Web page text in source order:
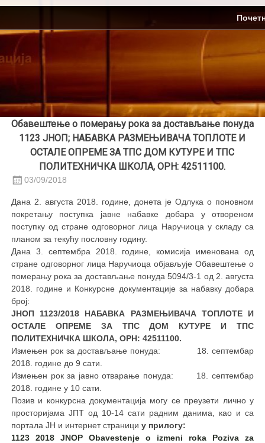
Skip
content
Обавештење о померању рока за достављање понуда
1123 ЈНОП; НАБАВКА РАЗМЕЊИВАЧА ТОПЛОТЕ И
ОСТАЛЕ ОПРЕМЕ ЗА ТПС ДОМ КУТУРЕ И ТПС
ПОЛИТЕХНИЧКА ШКОЛА, ОРН: 42511100.
03/09/2018
Дана 2. августа 2018. године, донета је Одлука о поновном
покретању поступка јавне набавке добара у отвореном
поступку од стране одговорног лица Наручиоца у складу са
планом за текућу пословну годину.
Дана 3. септембра 2018. године, комисија именована од
стране одговорног лица Наручиоца објављује Обавештење о
померању рока за достављање понуда 5094/3-1 од 2. августа
2018. године и Конкурснe документацијe за набавку добара
број:
ЈНОП 1123/2018 НАБАВКА РАЗМЕЊИВАЧА ТОПЛОТЕ И
ОСТАЛЕ ОПРЕМЕ ЗА ТПС ДОМ КУТУРЕ И ТПС
ПОЛИТЕХНИЧКА ШКОЛА, ОРН: 42511100.
Измењен рок за достављање понуда: 18. септембар
2018. године до 9 сати.
Измењен рок за јавно отварање понуда: 18. септембар
2018. године у 10 сати.
Позив и конкурсна документација могу се преузети лично у
просторијама ЈПТ од 10-14 сати радним данима, као и са
портала ЈН и интернет страници у прилогу:
1123 2018 JNOP Obavestenje o izmeni roka Poziva za